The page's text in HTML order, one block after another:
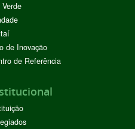
de Inovação
de Referência